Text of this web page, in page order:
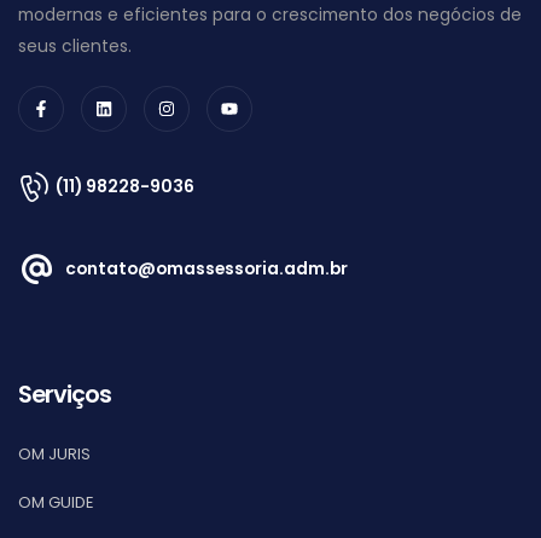
modernas e eficientes para o crescimento dos negócios de
seus clientes.
(11) 98228-9036
contato@omassessoria.adm.br
Serviços
OM JURIS
OM GUIDE